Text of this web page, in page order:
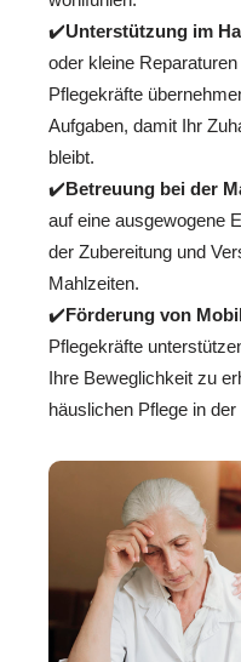
✔️Unterstützung im
oder kleine
Pflegekräfte
Aufgaben, damit Ihr
bleibt.
✔️Betreuung bei der
auf eine ausgewogene
der Zubereitung und
Mahlzeiten.
✔️Förderung von
Pflegekräfte
Ihre Beweglichkeit zu
häuslichen Pflege in